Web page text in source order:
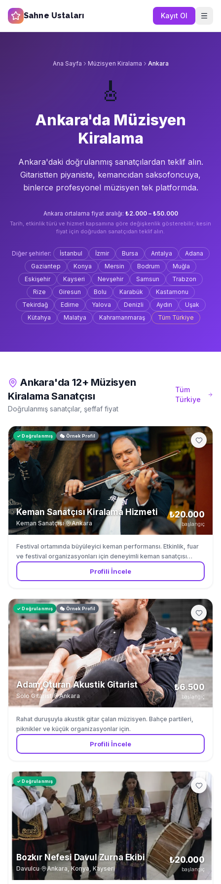
Sahne Ustaları Kayıt Ol
Ana Sayfa Müzisyen Kiralama Ankara
🎸
Ankara'da Müzisyen
Kiralama
Ankara'daki doğrulanmış sanatçılardan teklif alın.
Gitaristten piyaniste, kemancıdan saksofoncuya,
binlerce profesyonel müzisyen tek platformda.
Ankara ortalama fiyat aralığı: ₺2.000 – ₺50.000
Tarih, etkinlik türü ve hizmet kapsamına göre değişkenlik gösterebilir; kesin
fiyat için doğrudan sanatçıdan teklif alın.
Diğer şehirler: İstanbul İzmir Bursa Antalya
Adana
Gaziantep
Konya Mersin Bodrum
Muğla
Eskişehir
Kayseri Nevşehir Samsun
Trabzon
Rize
Giresun Bolu Karabük
Kastamonu
Tekirdağ
Edirne Yalova Denizli Aydın
Uşak
Kütahya
Malatya Kahramanmaraş Tüm Türkiye
Ankara'da 12+ Müzisyen
Kiralama Sanatçısı
Doğrulanmış sanatçılar, şeffaf fiyat
Tüm
Türkiye
✓ Doğrulanmış 🎭 Örnek Profil
Keman Sanatçısı Kiralama Hizmeti
Keman Sanatçısı· Ankara
₺20.000
başlangıç
Festival ortamında büyüleyici keman performansı. Etkinlik, fuar
ve festival organizasyonları için deneyimli keman sanatçısı
kiralama.
Profili İncele
✓ Doğrulanmış 🎭 Örnek Profil
Adam Oturan Akustik Gitarist
Solo Gitarist· Ankara
₺6.500
başlangıç
Rahat duruşuyla akustik gitar çalan müzisyen. Bahçe partileri,
piknikler ve küçük organizasyonlar için.
Profili İncele
✓ Doğrulanmış
Bozkır Nefesi Davul Zurna Ekibi
Davulcu· Ankara, Konya, Kayseri
₺20.000
başlangıç